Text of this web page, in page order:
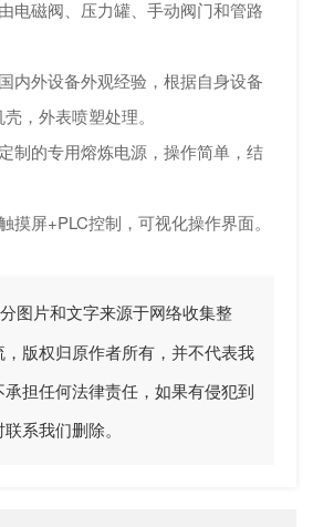
磁阀、压力罐、手动阀门和管路
外设备外观经验，根据自身设备
，外表喷塑处理。
的专用熔炼电源，操作简单，结
屏+PLC控制，可视化操作界面。
图片和文字来源于网络收集整
版权归原作者所有，并不代表我
担任何法律责任，如果有侵犯到
系我们删除。